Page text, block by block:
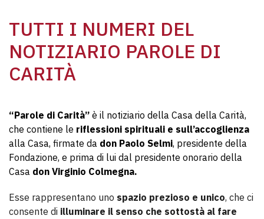
TUTTI I NUMERI DEL
NOTIZIARIO PAROLE DI
CARITÀ
“Parole di Carità” è il notiziario della Casa della Carità,
che contiene le riflessioni spirituali e sull’accoglienza
alla Casa, firmate da don Paolo Selmi, presidente della
Fondazione, e prima di lui dal presidente onorario della
Casa don Virginio Colmegna.
Esse rappresentano uno spazio prezioso e unico, che ci
consente di illuminare il senso che sottostà al fare